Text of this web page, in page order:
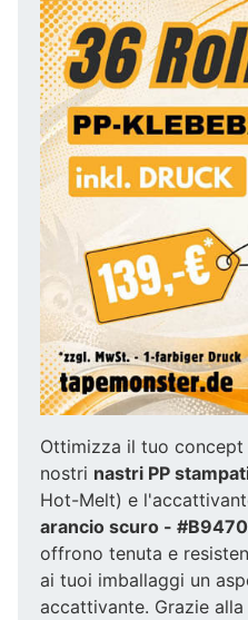
Ottimizza il tuo
nostri nastri PP
Hot-Melt) e
arancio scuro -
offrono tenuta e
ai tuoi imballaggi un
accattivante. Grazie